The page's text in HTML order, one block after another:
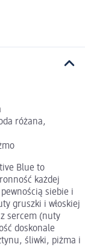
różana,
Blue to
każdej
siebie i
gruszki i włoskiej
sercem (nuty
doskonale
śliwki, piżma i